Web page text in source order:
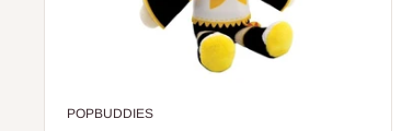
POPBUDDIES